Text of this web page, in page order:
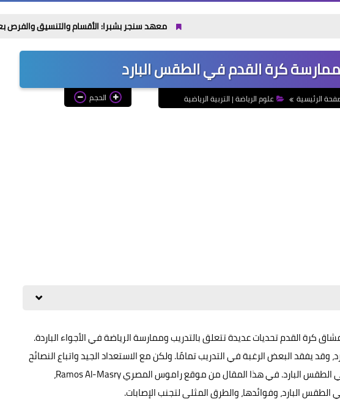
معهد سنجر بشبرا: الأقسام والتنسيق والفرص بعد التخرج حتى 2026 / 2027
كرة القدم في الطقس البارد
الرئيسية علوم الرياضة | التربية الرياضية الحجم
كرة القدم تحديات عديدة تتعلق بالتدريب وممارسة الرياضة في الأجواء الباردة.
وقد يفقد البعض الرغبة في التدريب تمامًا. ولكن مع الاستعداد الجيد واتباع النصائح
المناسبة، يمكنك تحسين لياقتك البدنية حتى في الطقس البارد. في هذا المقال من موقع راموس المصري Ramos Al-Masry،
البارد، وفوائدها، والطرق المثلى لتجنب الإصابات.